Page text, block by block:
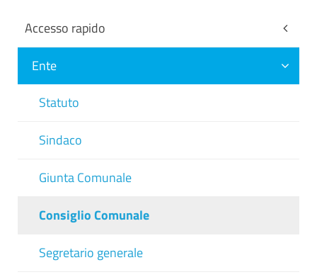
Accesso rapido
Ente
Statuto
Sindaco
Giunta Comunale
Consiglio Comunale
Segretario generale